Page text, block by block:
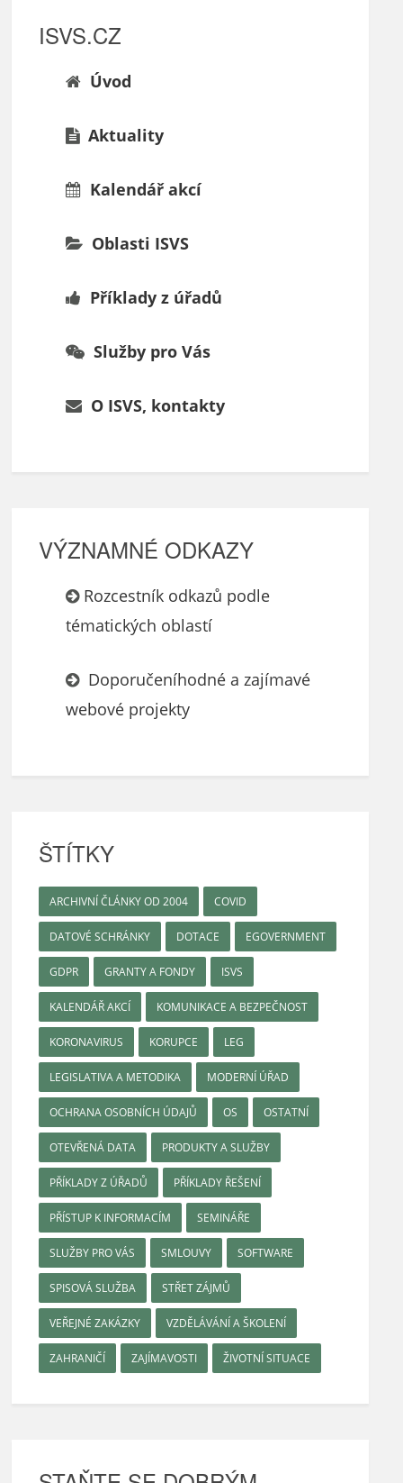
ISVS.CZ
Úvod
Aktuality
Kalendář akcí
Oblasti ISVS
Příklady z úřadů
Služby pro Vás
O ISVS, kontakty
VÝZNAMNÉ ODKAZY
Rozcestník odkazů podle
tématických oblastí
Doporučeníhodné a zajímavé
webové projekty
ŠTÍTKY
ARCHIVNÍ ČLÁNKY OD 2004 COVID
DATOVÉ SCHRÁNKY DOTACE EGOVERNMENT
GDPR GRANTY A FONDY ISVS
KALENDÁŘ AKCÍ KOMUNIKACE A BEZPEČNOST
KORONAVIRUS KORUPCE LEG
LEGISLATIVA A METODIKA MODERNÍ ÚŘAD
OCHRANA OSOBNÍCH ÚDAJŮ OS OSTATNÍ
OTEVŘENÁ DATA PRODUKTY A SLUŽBY
PŘÍKLADY Z ÚŘADŮ PŘÍKLADY ŘEŠENÍ
PŘÍSTUP K INFORMACÍM SEMINÁŘE
SLUŽBY PRO VÁS SMLOUVY SOFTWARE
SPISOVÁ SLUŽBA STŘET ZÁJMŮ
VEŘEJNÉ ZAKÁZKY VZDĚLÁVÁNÍ A ŠKOLENÍ
ZAHRANIČÍ ZAJÍMAVOSTI ŽIVOTNÍ SITUACE